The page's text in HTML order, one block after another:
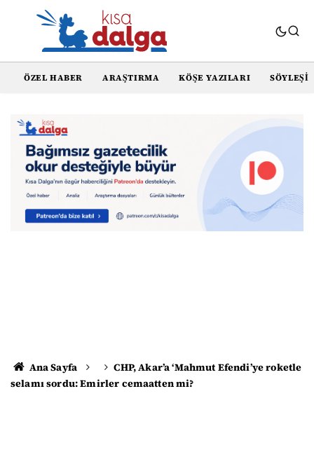
ÖZEL HABER ARAŞTIRMA KÖŞE YAZILARI SÖYLEŞI
Ana Sayfa
CHP, Akar’a ‘Mahmut Efendi’ye roketle
selamı sordu: Emirler cemaatten mi?